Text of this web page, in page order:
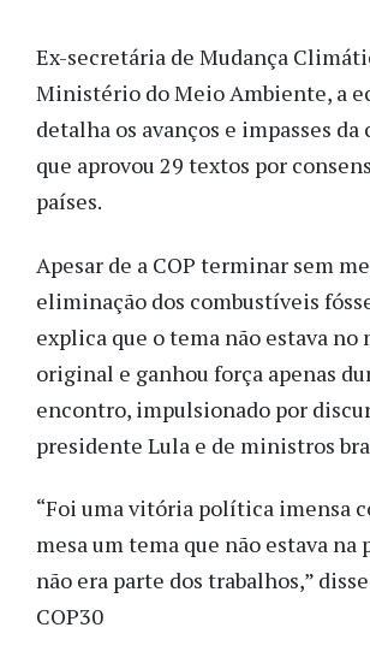
Ex-secretária de Mudança
Ministério do Meio Ambiente, a
detalha os avanços e impasses
que aprovou 29 textos por
países.
Apesar de a COP terminar sem
eliminação dos combustíveis
explica que o tema não estava no
original e ganhou força apenas
encontro, impulsionado por
presidente Lula e de ministros
“Foi uma vitória política imensa
mesa um tema que não estava na
não era parte dos trabalhos,”
COP30